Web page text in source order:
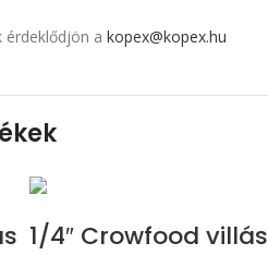
érdeklődjön a kopex@kopex.hu
1/4″ Crowfood villás